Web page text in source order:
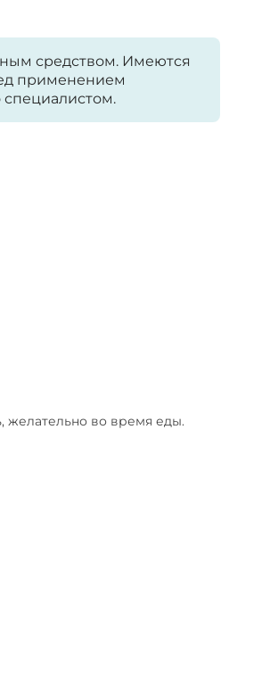
средством. Имеются
применением
специалистом.
желательно во время еды.